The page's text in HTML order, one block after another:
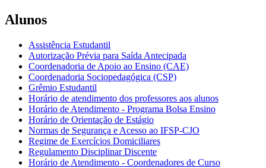
Alunos
Assistência Estudantil
Autorização Prévia para Saída Antecipada
Coordenadoria de Apoio ao Ensino (CAE)
Coordenadoria Sociopedagógica (CSP)
Grêmio Estudantil
Horário de atendimento dos professores aos alunos
Horário de Atendimento - Programa Bolsa Ensino
Horário de Orientação de Estágio
Normas de Segurança e Acesso ao IFSP-CJO
Regime de Exercícios Domiciliares
Regulamento Disciplinar Discente
Horário de Atendimento - Coordenadores de Curso